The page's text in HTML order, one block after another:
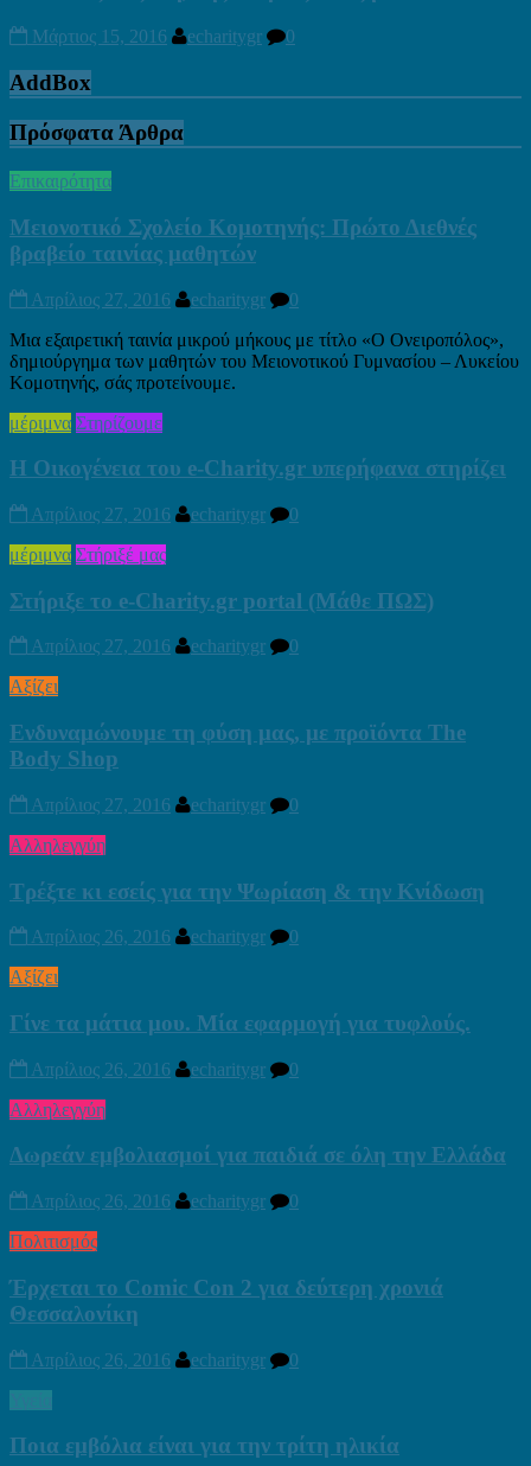
Μάρτιος 15, 2016 echaritygr 0
AddBox
Πρόσφατα Άρθρα
Επικαιρότητα
Μειονοτικό Σχολείο Κομοτηνής: Πρώτο Διεθνές
βραβείο ταινίας μαθητών
Απρίλιος 27, 2016 echaritygr
0
Μια εξαιρετική ταινία μικρού μήκους με τίτλο «Ο Ονειροπόλος»,
δημιούργημα των μαθητών του Μειονοτικού Γυμνασίου – Λυκείου
Κομοτηνής, σάς προτείνουμε.
μέριμνα Στηρίζουμε
Η Οικογένεια του e-Charity.gr υπερήφανα στηρίζει
Απρίλιος 27, 2016 echaritygr
0
μέριμνα Στήριξέ μας
Στήριξε το e-Charity.gr portal (Μάθε ΠΩΣ)
Απρίλιος 27, 2016 echaritygr
0
Αξίζει
Ενδυναμώνουμε τη φύση μας, με προϊόντα The
Body Shop
Απρίλιος 27, 2016 echaritygr
0
Αλληλεγγύη
Τρέξτε κι εσείς για την Ψωρίαση & την Κνίδωση
Απρίλιος 26, 2016 echaritygr
0
Αξίζει
Γίνε τα μάτια μου. Μία εφαρμογή για τυφλούς.
Απρίλιος 26, 2016 echaritygr
0
Αλληλεγγύη
Δωρεάν εμβολιασμοί για παιδιά σε όλη την Ελλάδα
Απρίλιος 26, 2016 echaritygr
0
Πολιτισμός
Έρχεται το Comic Con 2 για δεύτερη χρονιά
Θεσσαλονίκη
Απρίλιος 26, 2016 echaritygr
0
Ποια εμβόλια είναι για την τρίτη ηλικία